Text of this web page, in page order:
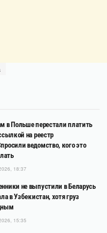
в Польше перестали платить
на реестр
ведомство, кого это
18:37
не выпустили в Беларусь
в Узбекистан, хотя груз
15:35